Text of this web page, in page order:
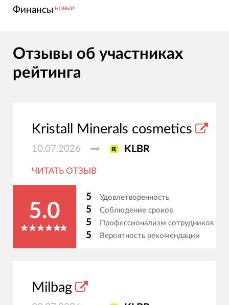
Финансы НОВЫЙ
Отзывы об участниках
рейтинга
Kristall Minerals cosmetics
10.07.2026 KLBR
ЧИТАТЬ ОТЗЫВ
5.0
5 Удовлетворенность
5 Соблюдение сроков
5 Профессионализм сотрудников
5 Вероятность рекомендации
Milbag